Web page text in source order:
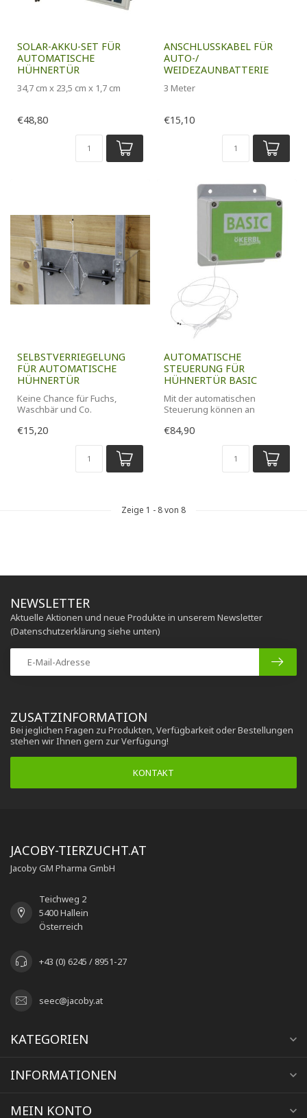
SOLAR-AKKU-SET FÜR
AUTOMATISCHE
HÜHNERTÜR
34,7 cm x 23,5 cm x 1,7 cm
€48,80
ANSCHLUSSKABEL FÜR
AUTO-/
WEIDEZAUNBATTERIE
3 Meter
€15,10
SELBSTVERRIEGELUNG
FÜR AUTOMATISCHE
HÜHNERTÜR
Keine Chance für Fuchs,
Waschbär und Co.
€15,20
AUTOMATISCHE
STEUERUNG FÜR
HÜHNERTÜR BASIC
Mit der automatischen
Steuerung können an
oder Schie...
€84,90
Zeige 1 - 8von 8
ZUSATZINFORMATION
Bei jeglichen Fragen zu Produkten, Verfügbarkeit oder Bestellungen
stehen wir Ihnen gern zur Verfügung!
KONTAKT
NEWSLETTER
Aktuelle Aktionen und neue Produkte in unserem Newsletter
(Datenschutzerklärung siehe unten)
JACOBY-TIERZUCHT.AT
Jacoby GM Pharma GmbH
Teichweg 2
5400 Hallein
Österreich
+43 (0) 6245 / 8951-27
seec@jacoby.at
KATEGORIEN
INFORMATIONEN
MEIN KONTO